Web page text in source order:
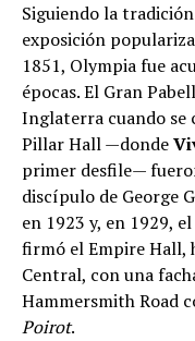
Siguiendo la
exposición
1851, Olympia fue
épocas. El Gran
Inglaterra cuando se
Pillar Hall —donde
primer desfile—
discípulo de George
en 1923 y, en 1929,
firmó el Empire Hall,
Central, con una
Hammersmith Road
Poirot.